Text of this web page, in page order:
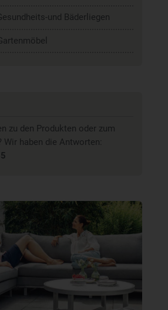
und Bäderliegen
zu den Produkten oder zum
Wir haben die Antworten: